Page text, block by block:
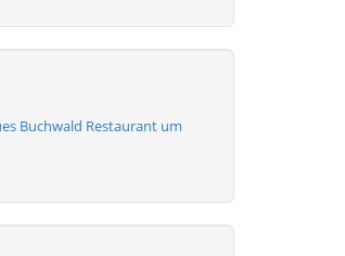
Buchwald Restaurant um